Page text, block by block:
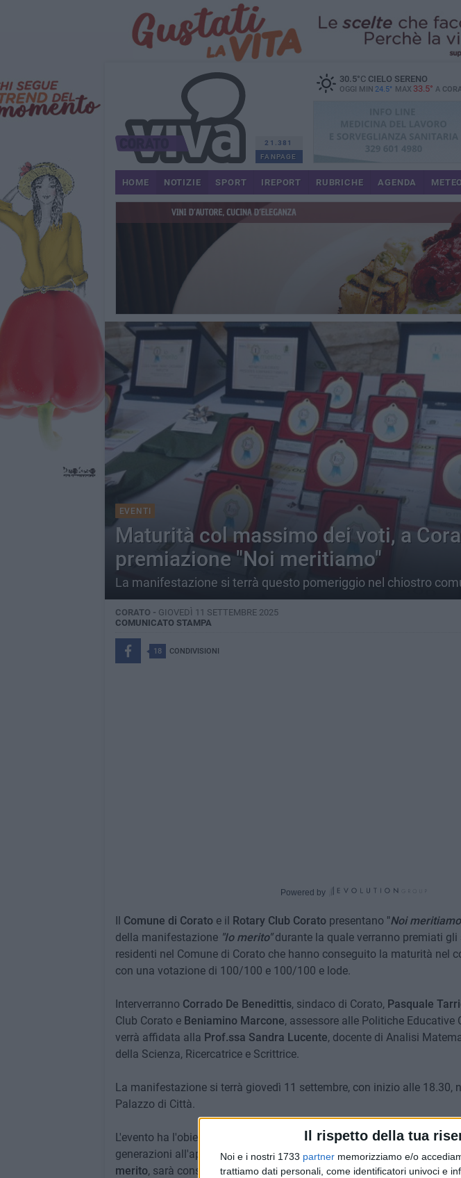
Il rispetto della tua
Noi e i nostri 1733 partner memorizziamo e/o
trattiamo dati personali, come identificatori univoci e
21.381
FANPAGE
30.5°CCIELO SERENO
OGGI MIN 24.5° MAX 33.5° A
HOME NOTIZIE SPORT IREPORT RUBRICHE AGENDA METEO
EVENTI
Maturità col massimo dei voti, a
premiazione "Noi meritiamo"
La manifestazione si terrà questo pomeriggio nel chiostro
CORATO - GIOVEDÌ 11 SETTEMBRE 2025
COMUNICATO STAMPA
18 CONDIVISIONI
Powered by
Il Comune di Coratoe il Rotary Club Coratopresentano "Noi
della manifestazione "Io merito"durante la quale verranno premiati
residenti nel Comune di Corato che hanno conseguito la maturità nel
con una votazione di 100/100 e 100/100 e lode.
Interverranno Corrado De Benedittis, sindaco di Corato, Pasquale
Club Corato e Beniamino Marcone, assessore alle Politiche Educative
verrà affidata alla Prof.ssa Sandra Lucente, docente di Analisi
della Scienza, Ricercatrice e Scrittrice.
La manifestazione si terrà giovedì 11 settembre, con inizio alle 18.30,
Palazzo di Città.
L'evento ha l'obiettivo di valorizzare il merito e l'impegno,
generazioni all'apprendimento e alla cultura. Agli studenti meritevoli,
merito, sarà consegnato unassegno di studiomesso a disposizione